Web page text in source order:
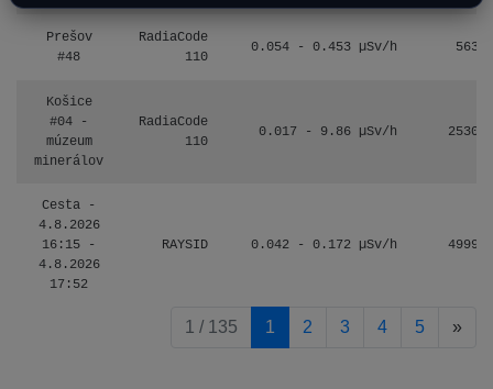
Prešov
#48
RadiaCode
110
0.054 - 0.453 µSv/h 563
Košice
#04 -
múzeum
minerálov
RadiaCode
110
0.017 - 9.86 µSv/h 2530
Cesta -
4.8.2026
16:15 -
4.8.2026
17:52
RAYSID 0.042 - 0.172 µSv/h 4999
1 / 135 1 2 3 4 5 »